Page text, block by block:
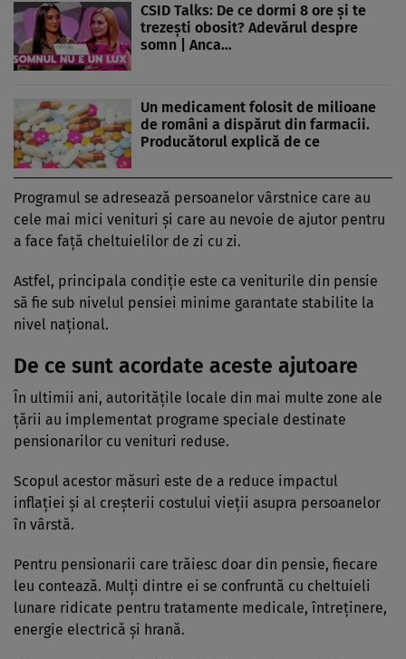
CSID Talks: De ce dormi 8 ore și te
trezești obosit? Adevărul despre
somn | Anca…
Un medicament folosit de milioane
de români a dispărut din farmacii.
Producătorul explică de ce
Programul se adresează persoanelor vârstnice care au
cele mai mici venituri și care au nevoie de ajutor pentru
a face față cheltuielilor de zi cu zi.
Astfel, principala condiție este ca veniturile din pensie
să fie sub nivelul pensiei minime garantate stabilite la
nivel național.
De ce sunt acordate aceste ajutoare
În ultimii ani, autoritățile locale din mai multe zone ale
țării au implementat programe speciale destinate
pensionarilor cu venituri reduse.
Scopul acestor măsuri este de a reduce impactul
inflației și al creșterii costului vieții asupra persoanelor
în vârstă.
Pentru pensionarii care trăiesc doar din pensie, fiecare
leu contează. Mulți dintre ei se confruntă cu cheltuieli
lunare ridicate pentru tratamente medicale, întreținere,
energie electrică și hrană.